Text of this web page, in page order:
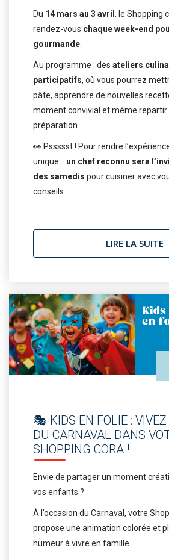
Du 14 mars au 3 avril , le Shopping
rendez-vous chaque week-end
gourmande
Au programme : des ateliers
participatifs, où vous pourrez
pâte, apprendre de nouvelles
moment convivial et même repartir
préparation.
👀 Pssssst ! Pour rendre
unique… un chef reconnu sera
des samedis pour cuisiner avec
conseils.
LIRE LA SUITE
🎭 KIDS EN FOLIE :
DU CARNAVAL DANS
SHOPPING CORA !
Envie de partager un moment
vos enfants ?
À l’occasion du Carnaval, votre
propose une animation colorée et
humeur à vivre en famille.